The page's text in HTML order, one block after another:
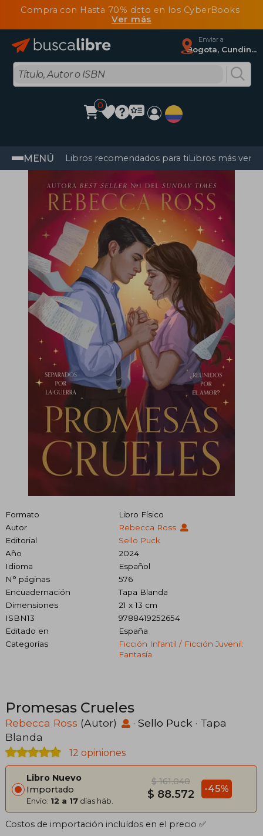
Compra con Hasta 70% dcto en los CyberBooks
Ver más
Enviar a
Bogota, Cundinamarca
0
MENÚ Libros recomendados para tiLibros más
Formato
Libro Físico
Autor
Rebecca Ross
Editorial
Sello Puck
Año
2024
Idioma
Español
N° páginas
576
Encuadernación
Tapa Blanda
Dimensiones
21 x 13 cm
ISBN13
9788419252654
Editado en
España
Categorías
Ficción Infantil / Ficción Juvenil:
Fantasía
Promesas Crueles
Rebecca Ross (Autor) · Sello Puck · Tapa
Blanda
12 opiniones
Libro Nuevo
Importado
Envío: 12 a 17 días háb.
$ 161.040
$ 88.572 -45%
Costos de importación incluídos en el precio ✅